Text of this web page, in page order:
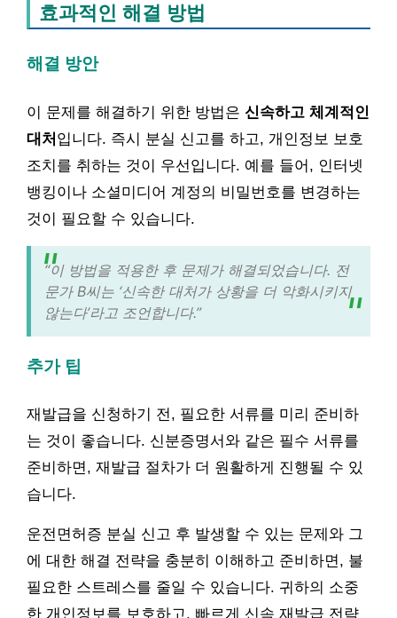
효과적인 해결 방법
해결 방안
이 문제를 해결하기 위한 방법은 신속하고 체계적인
대처 입니다. 즉시 분실 신고를 하고, 개인정보 보호
조치를 취하는 것이 우선입니다. 예를 들어, 인터넷
뱅킹이나 소셜미디어 계정의 비밀번호를 변경하는
것이 필요할 수 있습니다.
“이 방법을 적용한 후 문제가 해결되었습니다. 전
문가 B씨는 ‘신속한 대처가 상황을 더 악화시키지
않는다’라고 조언합니다.”
추가 팁
재발급을 신청하기 전, 필요한 서류를 미리 준비하
는 것이 좋습니다. 신분증명서와 같은 필수 서류를
준비하면, 재발급 절차가 더 원활하게 진행될 수 있
습니다.
운전면허증 분실 신고 후 발생할 수 있는 문제와 그
에 대한 해결 전략을 충분히 이해하고 준비하면, 불
필요한 스트레스를 줄일 수 있습니다. 귀하의 소중
한 개인정보를 보호하고, 빠르게 신속 재발급 전략